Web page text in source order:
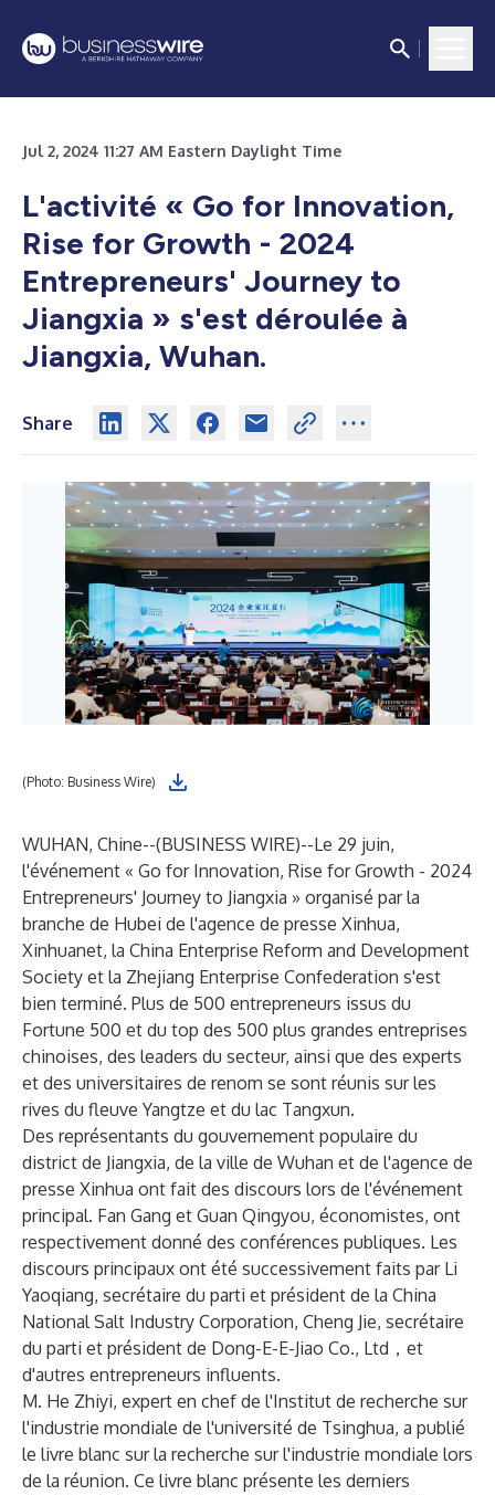
Jul 2, 2024 11:27 AM Eastern Daylight Time
L'activité « Go for Innovation,
Rise for Growth - 2024
Entrepreneurs' Journey to
Jiangxia » s'est déroulée à
Jiangxia, Wuhan.
Share
(Photo: Business Wire)
WUHAN, Chine--(BUSINESS WIRE)--Le 29 juin,
l'événement « Go for Innovation, Rise for Growth - 2024
Entrepreneurs' Journey to Jiangxia » organisé par la
branche de Hubei de l'agence de presse Xinhua,
Xinhuanet, la China Enterprise Reform and Development
Society et la Zhejiang Enterprise Confederation s'est
bien terminé. Plus de 500 entrepreneurs issus du
Fortune 500 et du top des 500 plus grandes entreprises
chinoises, des leaders du secteur, ainsi que des experts
et des universitaires de renom se sont réunis sur les
rives du fleuve Yangtze et du lac Tangxun.
Des représentants du gouvernement populaire du
district de Jiangxia, de la ville de Wuhan et de l'agence de
presse Xinhua ont fait des discours lors de l'événement
principal. Fan Gang et Guan Qingyou, économistes, ont
respectivement donné des conférences publiques. Les
discours principaux ont été successivement faits par Li
Yaoqiang, secrétaire du parti et président de la China
National Salt Industry Corporation, Cheng Jie, secrétaire
du parti et président de Dong-E-E-Jiao Co., Ltd，et
d'autres entrepreneurs influents.
M. He Zhiyi, expert en chef de l'Institut de recherche sur
l'industrie mondiale de l'université de Tsinghua, a publié
le livre blanc sur la recherche sur l'industrie mondiale lors
de la réunion. Ce livre blanc présente les derniers